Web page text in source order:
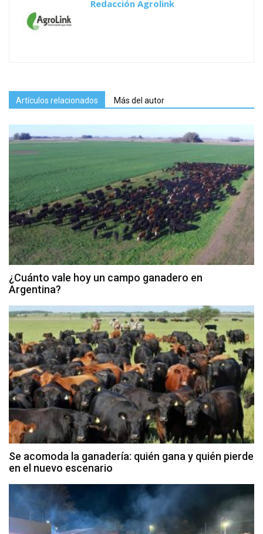
Redacción Agrolink
Artículos relacionados Más del autor
¿Cuánto vale hoy un campo ganadero en
Argentina?
Se acomoda la ganadería: quién gana y quién pierde
en el nuevo escenario